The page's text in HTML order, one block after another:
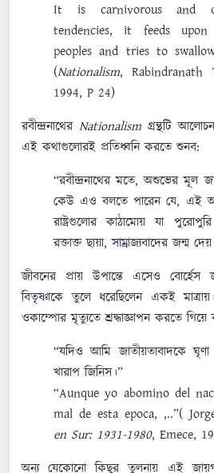
It is carnivorous and
tendencies, it feeds
peoples and tries to
(Nationalism, Rabindranath
1994, P 24)
রবীন্দ্রনাথের Nationalism গ্রন্থটি
এই কথাগুলোরই প্রতিধ্বনি করতে শুনব:
“রবীন্দ্রনাথের মতে, অশুভের মূল
কেউ এও বলতে পারেন যে, এই
রাষ্ট্রগুলোর কাঠামোয় যা
রক্তাক্ত ছায়া, সাম্রাজ্যবাদের জন্ম
জীবনের প্রায় উপান্তে এসেও বোর্হেস
বিতৃষ্ণাকে তুলে ধরেছিলেন একই
ওকাম্পোর মৃত্যুতে শ্রদ্ধাজ্ঞাপন করতে গিয়ে
“যদিও আমি জাতীয়তাবাদকে
খারাপ জিনিস।”
“Aunque yo abomino del
mal de esta epoca, ,..”(
en Sur: 1931-1980, Emece,
অন্য যেকোনো কিছুর তুলনায় এই